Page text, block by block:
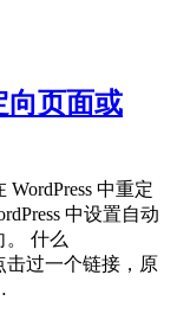
向页面或
中重定
中设置自动
。 什么
击过一个链接，原